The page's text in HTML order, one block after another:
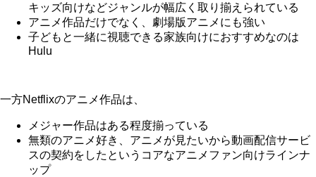
キッズ向けなどジャンルが幅広く取り揃えられている
アニメ作品だけでなく、劇場版アニメにも強い
子どもと一緒に視聴できる家族向けにおすすめなのは
Hulu
一方Netflixのアニメ作品は、
メジャー作品はある程度揃っている
無類のアニメ好き、アニメが見たいから動画配信サービ
スの契約をしたというコアなアニメファン向けラインナ
ップ